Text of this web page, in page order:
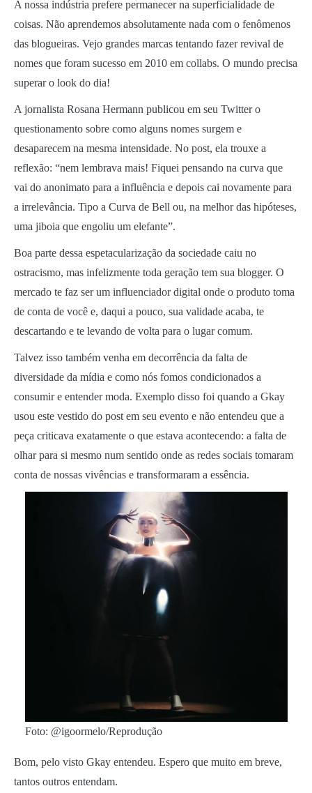
A nossa indústria prefere permanecer na superficialidade de
coisas. Não aprendemos absolutamente nada com o fenômenos
das blogueiras. Vejo grandes marcas tentando fazer revival de
nomes que foram sucesso em 2010 em collabs. O mundo precisa
superar o look do dia!
A jornalista Rosana Hermann publicou em seu Twitter o
questionamento sobre como alguns nomes surgem e
desaparecem na mesma intensidade. No post, ela trouxe a
reflexão: “nem lembrava mais! Fiquei pensando na curva que
vai do anonimato para a influência e depois cai novamente para
a irrelevância. Tipo a Curva de Bell ou, na melhor das hipóteses,
uma jiboia que engoliu um elefante”.
Boa parte dessa espetacularização da sociedade caiu no
ostracismo, mas infelizmente toda geração tem sua blogger. O
mercado te faz ser um influenciador digital onde o produto toma
de conta de você e, daqui a pouco, sua validade acaba, te
descartando e te levando de volta para o lugar comum.
Talvez isso também venha em decorrência da falta de
diversidade da mídia e como nós fomos condicionados a
consumir e entender moda. Exemplo disso foi quando a Gkay
usou este vestido do post em seu evento e não entendeu que a
peça criticava exatamente o que estava acontecendo: a falta de
olhar para si mesmo num sentido onde as redes sociais tomaram
conta de nossas vivências e transformaram a essência.
Foto: @igoormelo/Reprodução
Bom, pelo visto Gkay entendeu. Espero que muito em breve,
tantos outros entendam.